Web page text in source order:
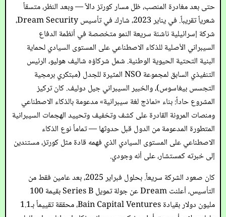
حتى بعد مغادرة المنصب، ظل مسار كورتز دالاً — وبعد النظر، متسقاً
شعرياً تقريباً. في يناير 2023، شارك في تأسيس Dream Security،
شركة إسرائيلية ناشئة سريعة النمو متخصصة في أنظمة الدفاع
السيبراني الأصلية للذكاء الاصطناعي على المستوى السيادي لحماية
البنية التحتية الحيوية الوطنية. شمل شركاؤه شاليف هوليو، الرئيس
التنفيذي السابق لمجموعة NSO المثيرة للجدل (مبتكري برمجية
التجسس بيغاسوس)، والخبير السيبراني جيل دوليف. كان تركيز
المشروع حاداً: بناء «نماذج لغة سيبرانية» مدعومة بالذكاء الاصطناعي
ومنصات المرونة القادرة على كشف وتخفيف وتحييد الهجمات السيبرانية
المتطورة المدعومة من الدول قبل حدوثها — تماماً نوع الذكاء
الاصطناعي على المستوى السيادي الذي فهمه قادة مثل كورتز، مستندين
إلى خبرته كمستشار، على أنه وجودي.
كان صعود الشركة سريعاً. بحلول فبراير 2025، بعد عامين فقط من
التأسيس، أعلنت Dream عن جولة تمويل Series B بقيمة 100
مليون دولار بقيادة Bain Capital Ventures، محققة تقييماً بـ1.1